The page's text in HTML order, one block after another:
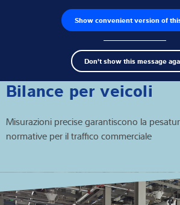
Show convenient version of
Don't show this message
Ricerca dei prodotti
Search
term
Terminali di pesatura
Soluzioni di ispezione
Software
Bilance per veicoli
Misurazioni precise garantiscono la
normative per il traffico commerciale